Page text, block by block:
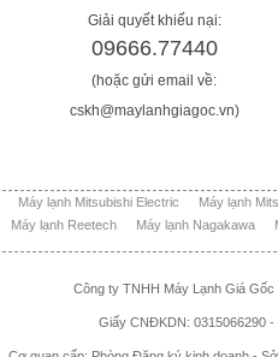
Giải quyết khiếu nại:
09666.77440
(hoặc gửi email về:
cskh@maylanhgiagoc.vn)
Máy lạnh Mitsubishi Electric Máy lạnh
Máy lạnh Reetech Máy lạnh Nagakawa
Công ty TNHH Máy Lạnh Giá
Giấy CNĐKDN: 0315066290 -